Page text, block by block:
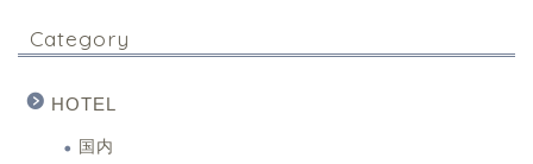
Category
HOTEL
国内